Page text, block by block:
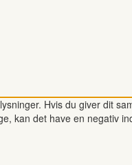
Hvis du giver dit
kan det have en negativ